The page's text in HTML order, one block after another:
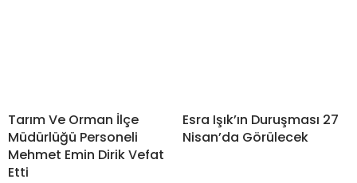
Tarım Ve Orman İlçe
Müdürlüğü Personeli
Mehmet Emin Dirik Vefat
Etti
Esra Işık’ın Duruşması 27
Nisan’da Görülecek